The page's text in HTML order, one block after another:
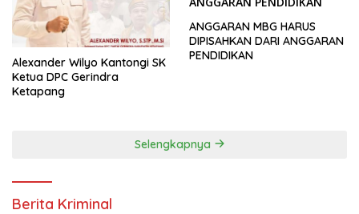
Alexander Wilyo Kantongi SK
Ketua DPC Gerindra
Ketapang
ANGGARAN MBG HARUS
DIPISAHKAN DARI ANGGARAN
PENDIDIKAN
Selengkapnya
Berita Kriminal